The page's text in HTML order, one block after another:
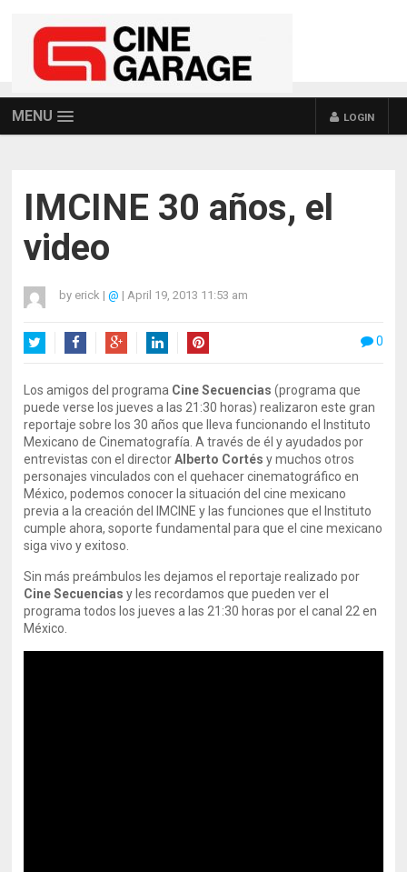
MENU LOGIN
IMCINE 30 años, el
video
by erick | @ | April 19, 2013 11:53 am
0
Los amigos del programa Cine Secuencias (programa que
puede verse los jueves a las 21:30 horas) realizaron este gran
reportaje sobre los 30 años que lleva funcionando el Instituto
Mexicano de Cinematografía. A través de él y ayudados por
entrevistas con el directorAlberto Cortés y muchos otros
personajes vinculados con el quehacer cinematográfico en
México, podemos conocer la situación del cine mexicano
previa a la creación del IMCINE y las funciones que el Instituto
cumple ahora, soporte fundamental para que el cine mexicano
siga vivo y exitoso.
Sin más preámbulos les dejamos el reportaje realizado por
Cine Secuencias y les recordamos que pueden ver el
programa todos los jueves a las 21:30 horas por el canal 22 en
México.